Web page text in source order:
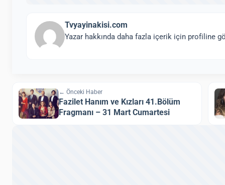
Tvyayinakisi.com
Yazar hakkında daha fazla içerik için profiline
← Önceki Haber
Fazilet Hanım ve Kızları 41.Bölüm
Fragmanı – 31 Mart Cumartesi